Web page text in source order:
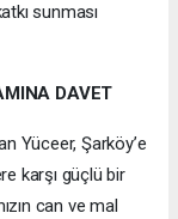
sunması
DAVET
Yüceer, Şarköy’e
karşı güçlü bir
can ve mal